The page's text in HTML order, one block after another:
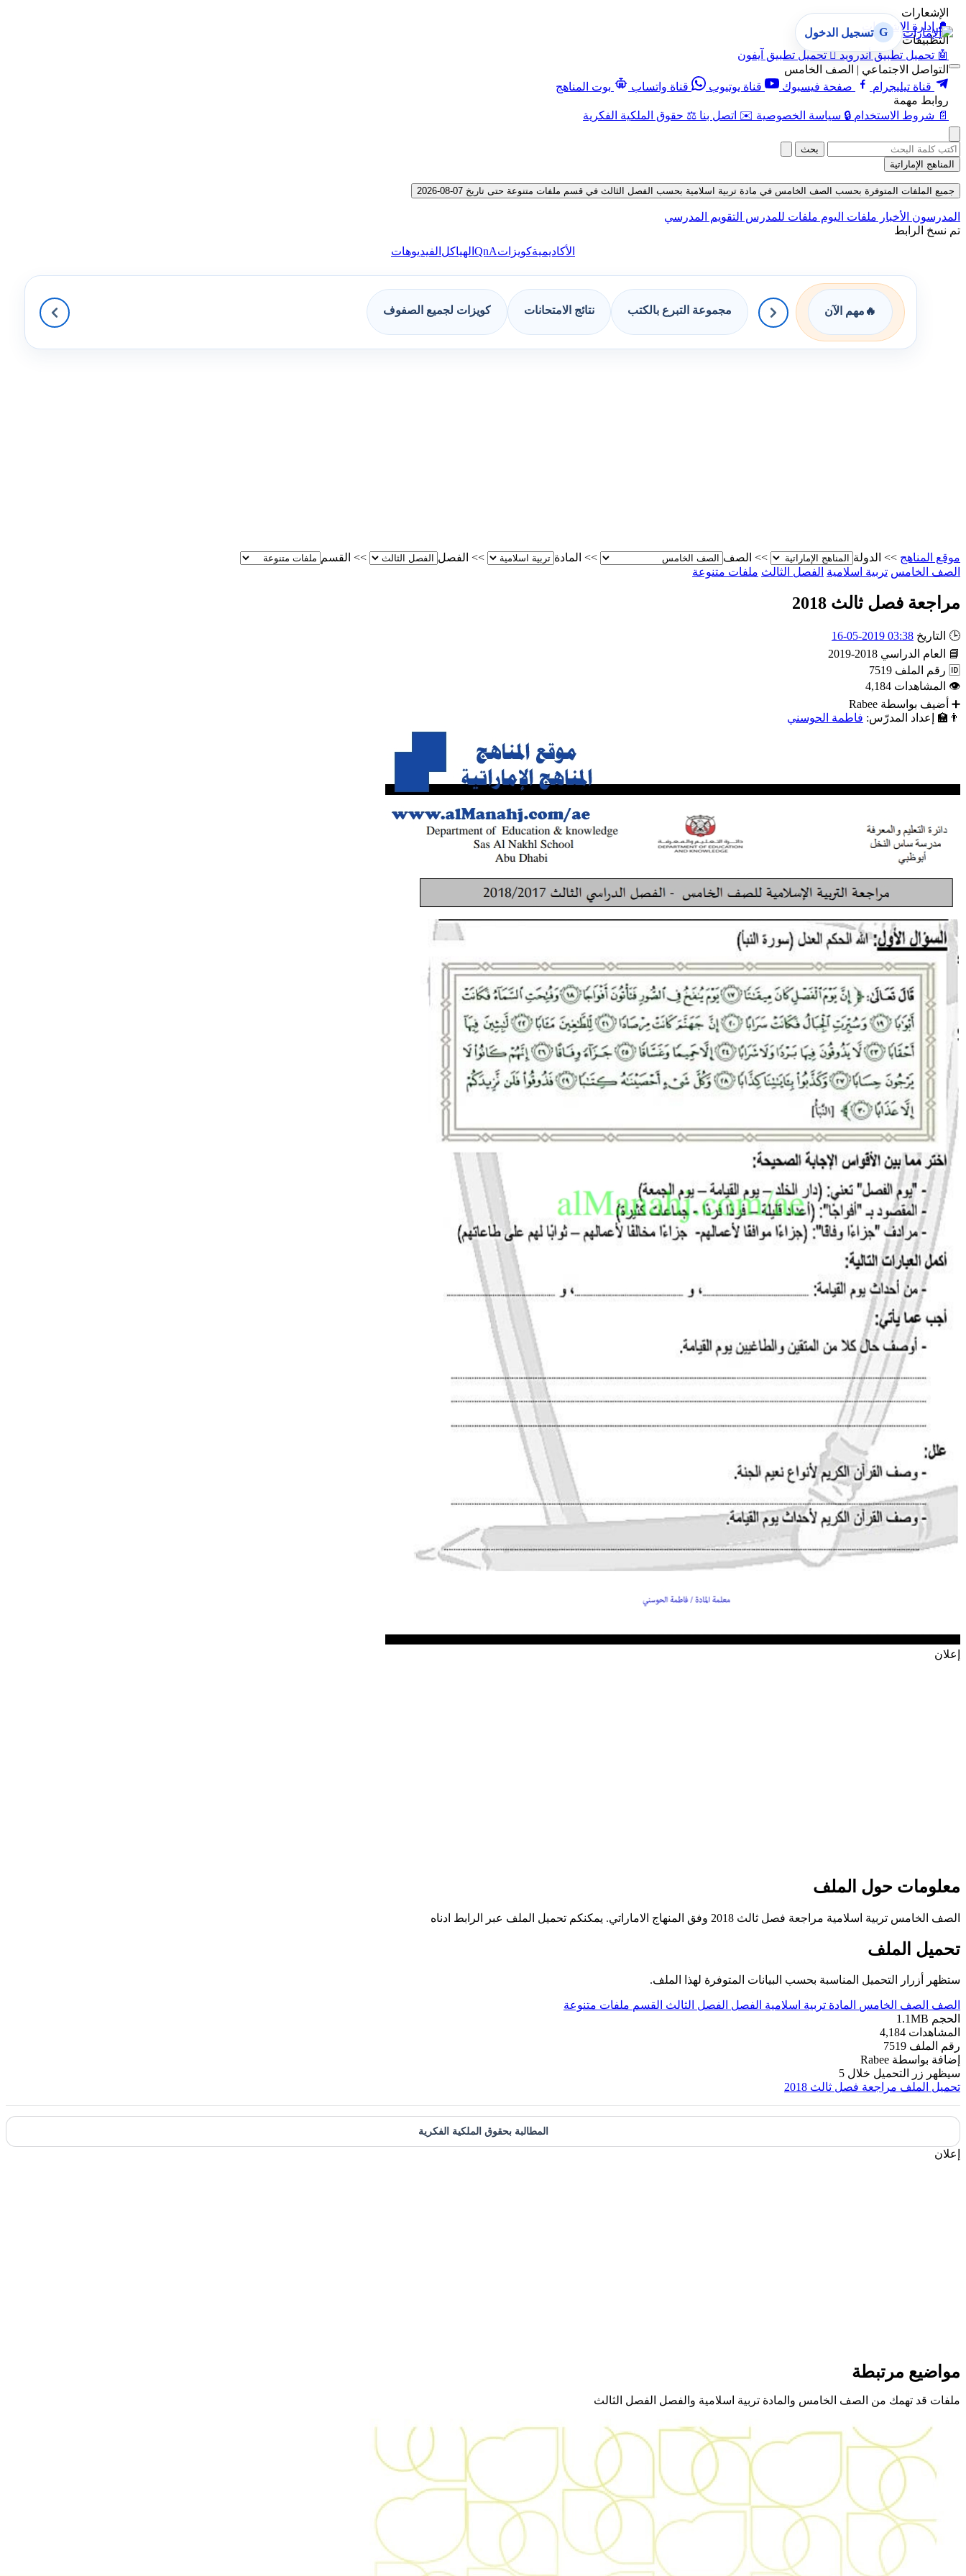
الإشعارات
🔔 إدارة الإشعارات
التطبيقات
🤖 تحميل تطبيق أندرويد  تحميل تطبيق آيفون
التواصل الاجتماعي | الصف الخامس
قناة تيليجرام
صفحة فيسبوك قناة يوتيوب قناة واتساب
بوت المناهج
روابط مهمة
📄 شروط الاستخدام 🔒 سياسة الخصوصية ✉️ اتصل بنا ⚖️ حقوق الملكية الفكرية
G تسجيل الدخول
بحث
المناهج الإماراتية
جميع الملفات المتوفرة بحسب الصف الخامس في مادة تربية اسلامية بحسب الفصل الثالث في قسم ملفات متنوعة حتى تاريخ 07-08-2026
المدرسون الأخبار ملفات اليوم ملفات للمدرس التقويم المدرسي
تم نسخ الرابط
الأكاديميةكويزاتQnA الهياكل الفيديوهات
🔥 مهم الآن مجموعة التبرع بالكتب نتائج الامتحانات كويزات لجميع الصفوف
موقع المناهج >> الدولة >> الصف >> المادة >> الفصل >> القسم
الصف الخامس تربية اسلامية الفصل الثالث ملفات متنوعة
مراجعة فصل ثالث 2018
🕒 التاريخ 03:38 2019-05-16
📘
العام الدراسي 2018-2019
🆔 رقم الملف 7519
👁 المشاهدات 4,184
➕ أضيف بواسطة Rabee
👨‍🏫
إعداد المدرّس: فاطمة الحوسني
إعلان
معلومات حول الملف
الصف الخامس تربية اسلامية مراجعة فصل ثالث 2018 وفق المنهاج الاماراتي. يمكنكم تحميل الملف عبر الرابط ادناه
تحميل الملف
ستظهر أزرار التحميل المناسبة بحسب البيانات المتوفرة لهذا الملف.
الصف الصف الخامس المادة تربية اسلامية الفصل الفصل الثالث القسم ملفات متنوعة
الحجم 1.1MB
المشاهدات 4,184
رقم الملف 7519
إضافة بواسطة Rabee
سيظهر زر التحميل خلال 5
تحميل الملف مراجعة فصل ثالث 2018
المطالبة بحقوق الملكية الفكرية
إعلان
مواضيع مرتبطة
ملفات قد تهمك من الصف الخامس والمادة تربية اسلامية والفصل الفصل الثالث